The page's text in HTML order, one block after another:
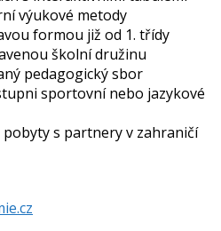
výukové metody
formou již od 1. třídy
školní družinu
pedagogický sbor
sportovní nebo jazykové
pobyty s partnery v zahraničí